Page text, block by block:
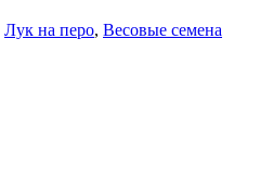
Лук на перо, Весовые семена